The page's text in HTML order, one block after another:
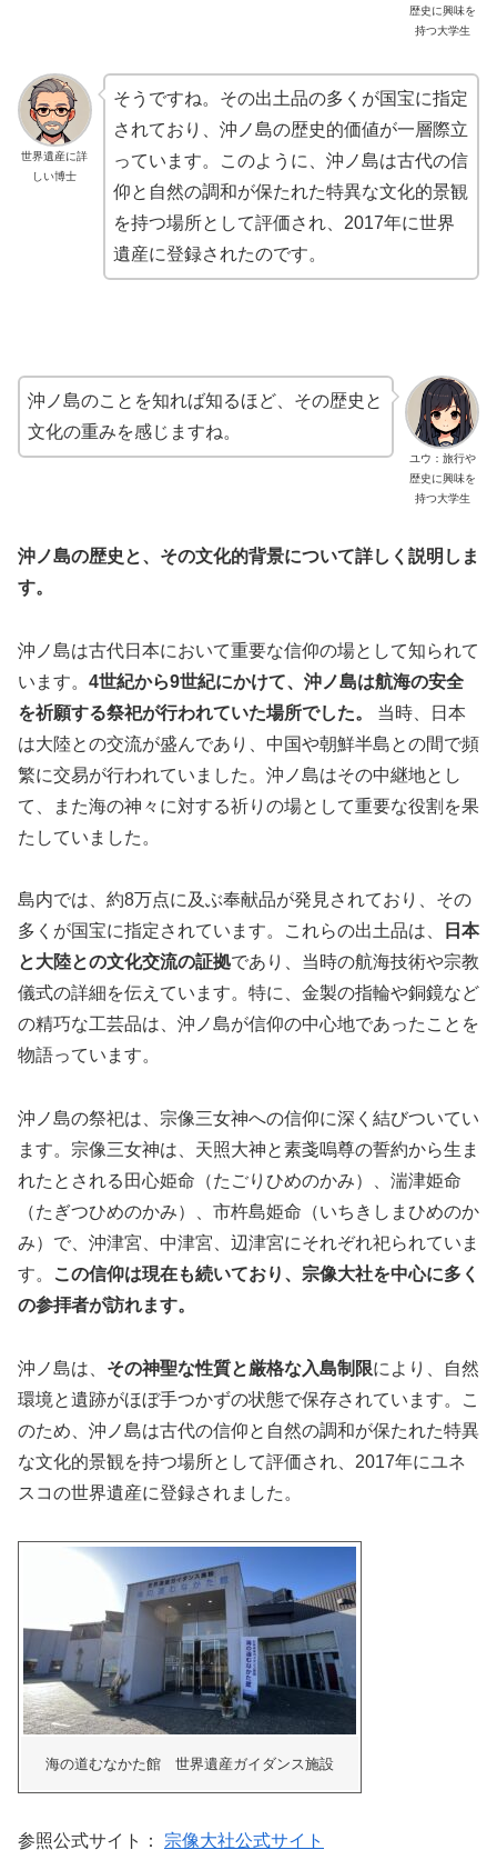
歴史に興味を
持つ大学生
世界遺産に詳
しい博士
そうですね。その出土品の多くが国宝に指定
されており、沖ノ島の歴史的価値が一層際立
っています。このように、沖ノ島は古代の信
仰と自然の調和が保たれた特異な文化的景観
を持つ場所として評価され、2017年に世界
遺産に登録されたのです。
ユウ：旅行や
歴史に興味を
持つ大学生
沖ノ島のことを知れば知るほど、その歴史と
文化の重みを感じますね。
沖ノ島の歴史と、その文化的背景について詳しく説明しま
す。
沖ノ島は古代日本において重要な信仰の場として知られて
います。 4世紀から9世紀にかけて、沖ノ島は航海の安全
を祈願する祭祀が行われていた場所でした。
当時、日本
は大陸との交流が盛んであり、中国や朝鮮半島との間で頻
繁に交易が行われていました。沖ノ島はその中継地とし
て、また海の神々に対する祈りの場として重要な役割を果
たしていました。
島内では、約8万点に及ぶ奉献品が発見されており、その
多くが国宝に指定されています。これらの出土品は、
日本
と大陸との文化交流の証拠であり、当時の航海技術や宗教
儀式の詳細を伝えています。特に、金製の指輪や銅鏡など
の精巧な工芸品は、沖ノ島が信仰の中心地であったことを
物語っています。
沖ノ島の祭祀は、宗像三女神への信仰に深く結びついてい
ます。宗像三女神は、天照大神と素戔嗚尊の誓約から生ま
れたとされる田心姫命（たごりひめのかみ）、湍津姫命
（たぎつひめのかみ）、市杵島姫命（いちきしまひめのか
み）で、沖津宮、中津宮、辺津宮にそれぞれ祀られていま
す。
この信仰は現在も続いており、宗像大社を中心に多く
の参拝者が訪れます。
沖ノ島は、 その神聖な性質と厳格な入島制限により、自然
環境と遺跡がほぼ手つかずの状態で保存されています。こ
のため、沖ノ島は古代の信仰と自然の調和が保たれた特異
な文化的景観を持つ場所として評価され、2017年にユネ
スコの世界遺産に登録されました。
海の道むなかた館 世界遺産ガイダンス施設
参照公式サイト： 宗像大社公式サイト